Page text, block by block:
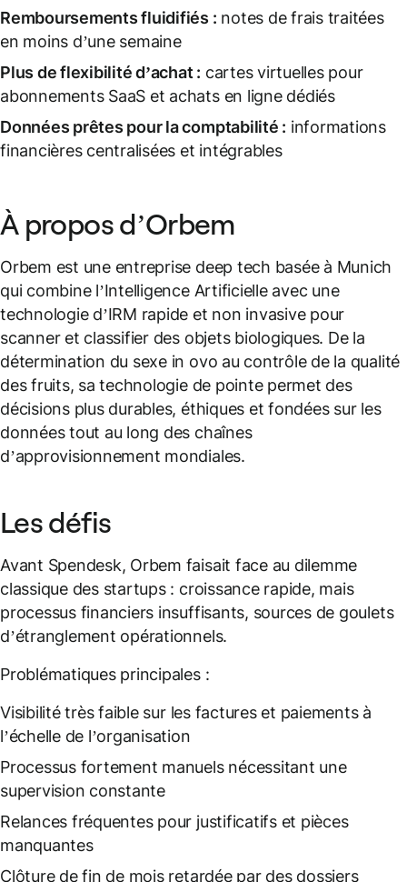
Remboursements fluidifiés : notes de frais traitées
en moins d’une semaine
Plus de flexibilité d’achat : cartes virtuelles pour
abonnements SaaS et achats en ligne dédiés
Données prêtes pour la comptabilité : informations
financières centralisées et intégrables
À propos d’Orbem
Orbem est une entreprise deep tech basée à Munich
qui combine l’Intelligence Artificielle avec une
technologie d’IRM rapide et non invasive pour
scanner et classifier des objets biologiques. De la
détermination du sexe in ovo au contrôle de la qualité
des fruits, sa technologie de pointe permet des
décisions plus durables, éthiques et fondées sur les
données tout au long des chaînes
d’approvisionnement mondiales.
Les défis
Avant Spendesk, Orbem faisait face au dilemme
classique des startups : croissance rapide, mais
processus financiers insuffisants, sources de goulets
d’étranglement opérationnels.
Problématiques principales :
Visibilité très faible sur les factures et paiements à
l’échelle de l’organisation
Processus fortement manuels nécessitant une
supervision constante
Relances fréquentes pour justificatifs et pièces
manquantes
Clôture de fin de mois retardée par des dossiers